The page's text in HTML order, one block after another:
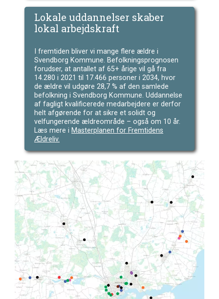
Lokale uddannelser skaber
lokal arbejdskraft
I fremtiden bliver vi mange flere ældre i
Svendborg Kommune. Befolkningsprognosen
forudser, at antallet af 65+ årige vil gå fra
14.280 i 2021 til 17.466 personer i 2034, hvor
de ældre vil udgøre 28,7 % af den samlede
befolkning i Svendborg Kommune. Uddannelse
af fagligt kvalificerede medarbejdere er derfor
helt afgørende for at sikre et solidt og
velfungerende ældreområde – også om 10 år.
Læs mere i Masterplanen for Fremtidens
Ældreliv.